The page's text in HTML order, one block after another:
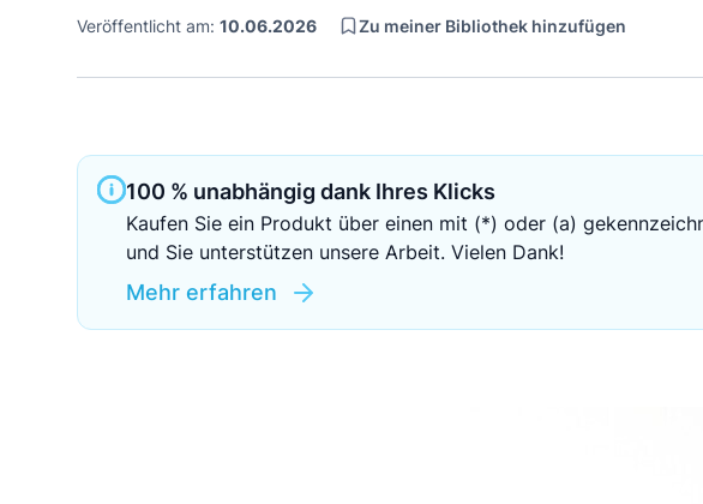
Veröffentlicht am: 10.06.2026 Zu meiner Bibliothek hinzufügen
100 % unabhängig dank Ihres Klicks
Kaufen Sie ein Produkt über einen mit (*) oder (a)
und Sie unterstützen unsere Arbeit. Vielen Dank!
Mehr erfahren